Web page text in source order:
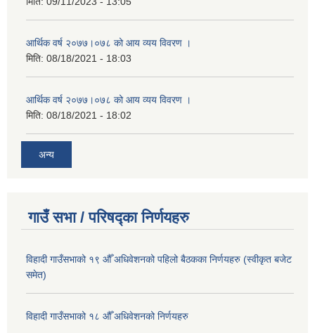
आर्थिक वर्ष २०७७।०७८ को आय व्यय विवरण ।
मिति: 08/18/2021 - 18:03
आर्थिक वर्ष २०७७।०७८ को आय व्यय विवरण ।
मिति: 08/18/2021 - 18:02
अन्य
गाउँ सभा / परिषद्का निर्णयहरु
विहादी गाउँसभाको १९ औँ अधिवेशनको पहिलो बैठकका निर्णयहरु (स्वीकृत बजेट
समेत)
विहादी गाउँसभाको १८ औँ अधिवेशनको निर्णयहरु